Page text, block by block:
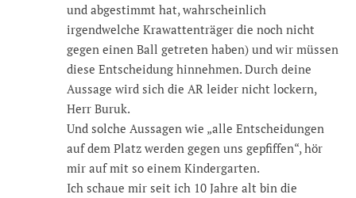
und abgestimmt hat, wahrscheinlich
irgendwelche Krawattenträger die noch nicht
gegen einen Ball getreten haben) und wir müssen
diese Entscheidung hinnehmen. Durch deine
Aussage wird sich die AR leider nicht lockern,
Herr Buruk.
Und solche Aussagen wie „alle Entscheidungen
auf dem Platz werden gegen uns gepfiffen“, hör
mir auf mit so einem Kindergarten.
Ich schaue mir seit ich 10 Jahre alt bin die